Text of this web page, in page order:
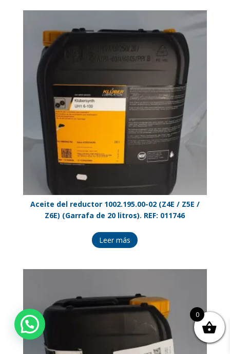
Aceite del reductor 1002.195.00-02 (Z4E / Z5E /
Z6E) (Garrafa de 20 litros). REF: 011746
Leer más
0